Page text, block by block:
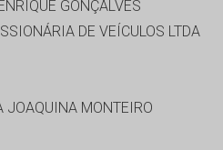
GONÇALVES
DE VEÍCULOS LTDA
JOAQUINA MONTEIRO